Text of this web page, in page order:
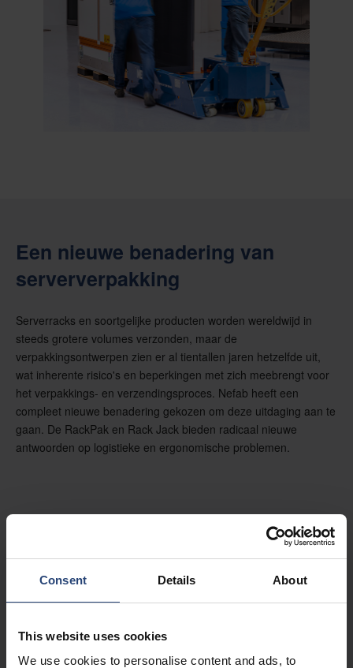
Consent Details About
This website uses cookies
We use cookies to personalise content and ads, to
Een nieuwe benadering van
serververpakking
Serverracks en soortgelijke producten worden wereldwijd in
steeds grotere volumes verzonden, maar de
verpakkingsontwerpen zien er al tientallen jaren hetzelfde uit,
wat inherente risico's en beperkingen met zich meebrengt voor
het verpakkings- en verzendingsproces. Nefab heeft een
compleet nieuwe benadering gekozen om deze uitdaging aan te
gaan. De RackPak en Rack Jack bieden radicaal nieuwe
antwoorden op logistieke en ergonomische problemen.